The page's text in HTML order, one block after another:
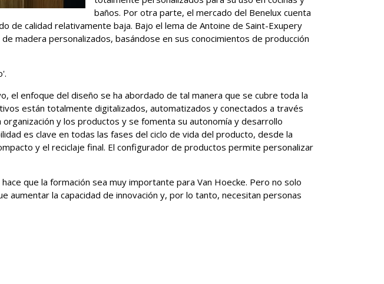
baños. Por otra parte, el mercado del Benelux cuenta
de calidad relativamente baja. Bajo el lema de Antoine de Saint-Exupery
madera personalizados, basándose en sus conocimientos de producción
el enfoque del diseño se ha abordado de tal manera que se cubre toda la
están totalmente digitalizados, automatizados y conectados a través
y los productos y se fomenta su autonomía y desarrollo
es clave en todas las fases del ciclo de vida del producto, desde la
y el reciclaje final. El configurador de productos permite personalizar
que la formación sea muy importante para Van Hoecke. Pero no solo
aumentar la capacidad de innovación y, por lo tanto, necesitan personas